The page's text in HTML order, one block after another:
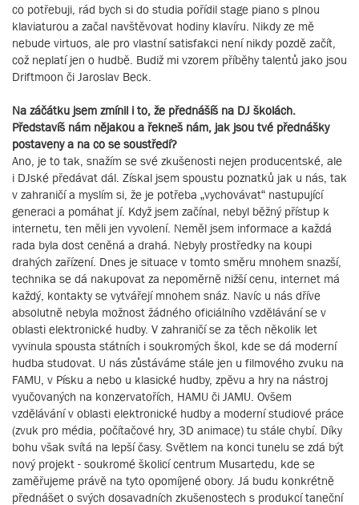
co potřebuji, rád bych si do studia pořídil stage piano s plnou
klaviaturou a začal navštěvovat hodiny klavíru. Nikdy ze mě
nebude virtuos, ale pro vlastní satisfakci není nikdy pozdě začít,
což neplatí jen o hudbě. Budiž mi vzorem příběhy talentů jako jsou
Driftmoon či Jaroslav Beck.
Na záčátku jsem zmínil i to, že přednášíš na DJ školách.
Představíš nám nějakou a řekneš nám, jak jsou tvé přednášky
postaveny a na co se soustředí?
Ano, je to tak, snažím se své zkušenosti nejen producentské, ale
i DJské předávat dál. Získal jsem spoustu poznatků jak u nás, tak
v zahraničí a myslím si, že je potřeba „vychovávat“ nastupující
generaci a pomáhat jí. Když jsem začínal, nebyl běžný přístup k
internetu, ten měli jen vyvolení. Neměl jsem informace a každá
rada byla dost ceněná a drahá. Nebyly prostředky na koupi
drahých zařízení. Dnes je situace v tomto směru mnohem snazší,
technika se dá nakupovat za nepoměrně nižší cenu, internet má
každý, kontakty se vytvářejí mnohem snáz. Navíc u nás dříve
absolutně nebyla možnost žádného oficiálního vzdělávání se v
oblasti elektronické hudby. V zahraničí se za těch několik let
vyvinula spousta státních i soukromých škol, kde se dá moderní
hudba studovat. U nás zůstáváme stále jen u filmového zvuku na
FAMU, v Písku a nebo u klasické hudby, zpěvu a hry na nástroj
vyučovaných na konzervatořích, HAMU či JAMU. Ovšem
vzdělávání v oblasti elektronické hudby a moderní studiové práce
(zvuk pro média, počítačové hry, 3D animace) tu stále chybí. Díky
bohu však svítá na lepší časy. Světlem na konci tunelu se zdá být
nový projekt - soukromé školicí centrum Musartedu, kde se
zaměřujeme právě na tyto opomíjené obory. Já budu konkrétně
přednášet o svých dosavadních zkušenostech s produkcí taneční